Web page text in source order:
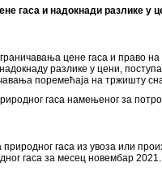
гаса и надокнади разлике у
цене гаса и право
разлике у цени,
поремећаја на тржишту
гаса намењеног за
гаса из увоза или
гаса за месец новембар